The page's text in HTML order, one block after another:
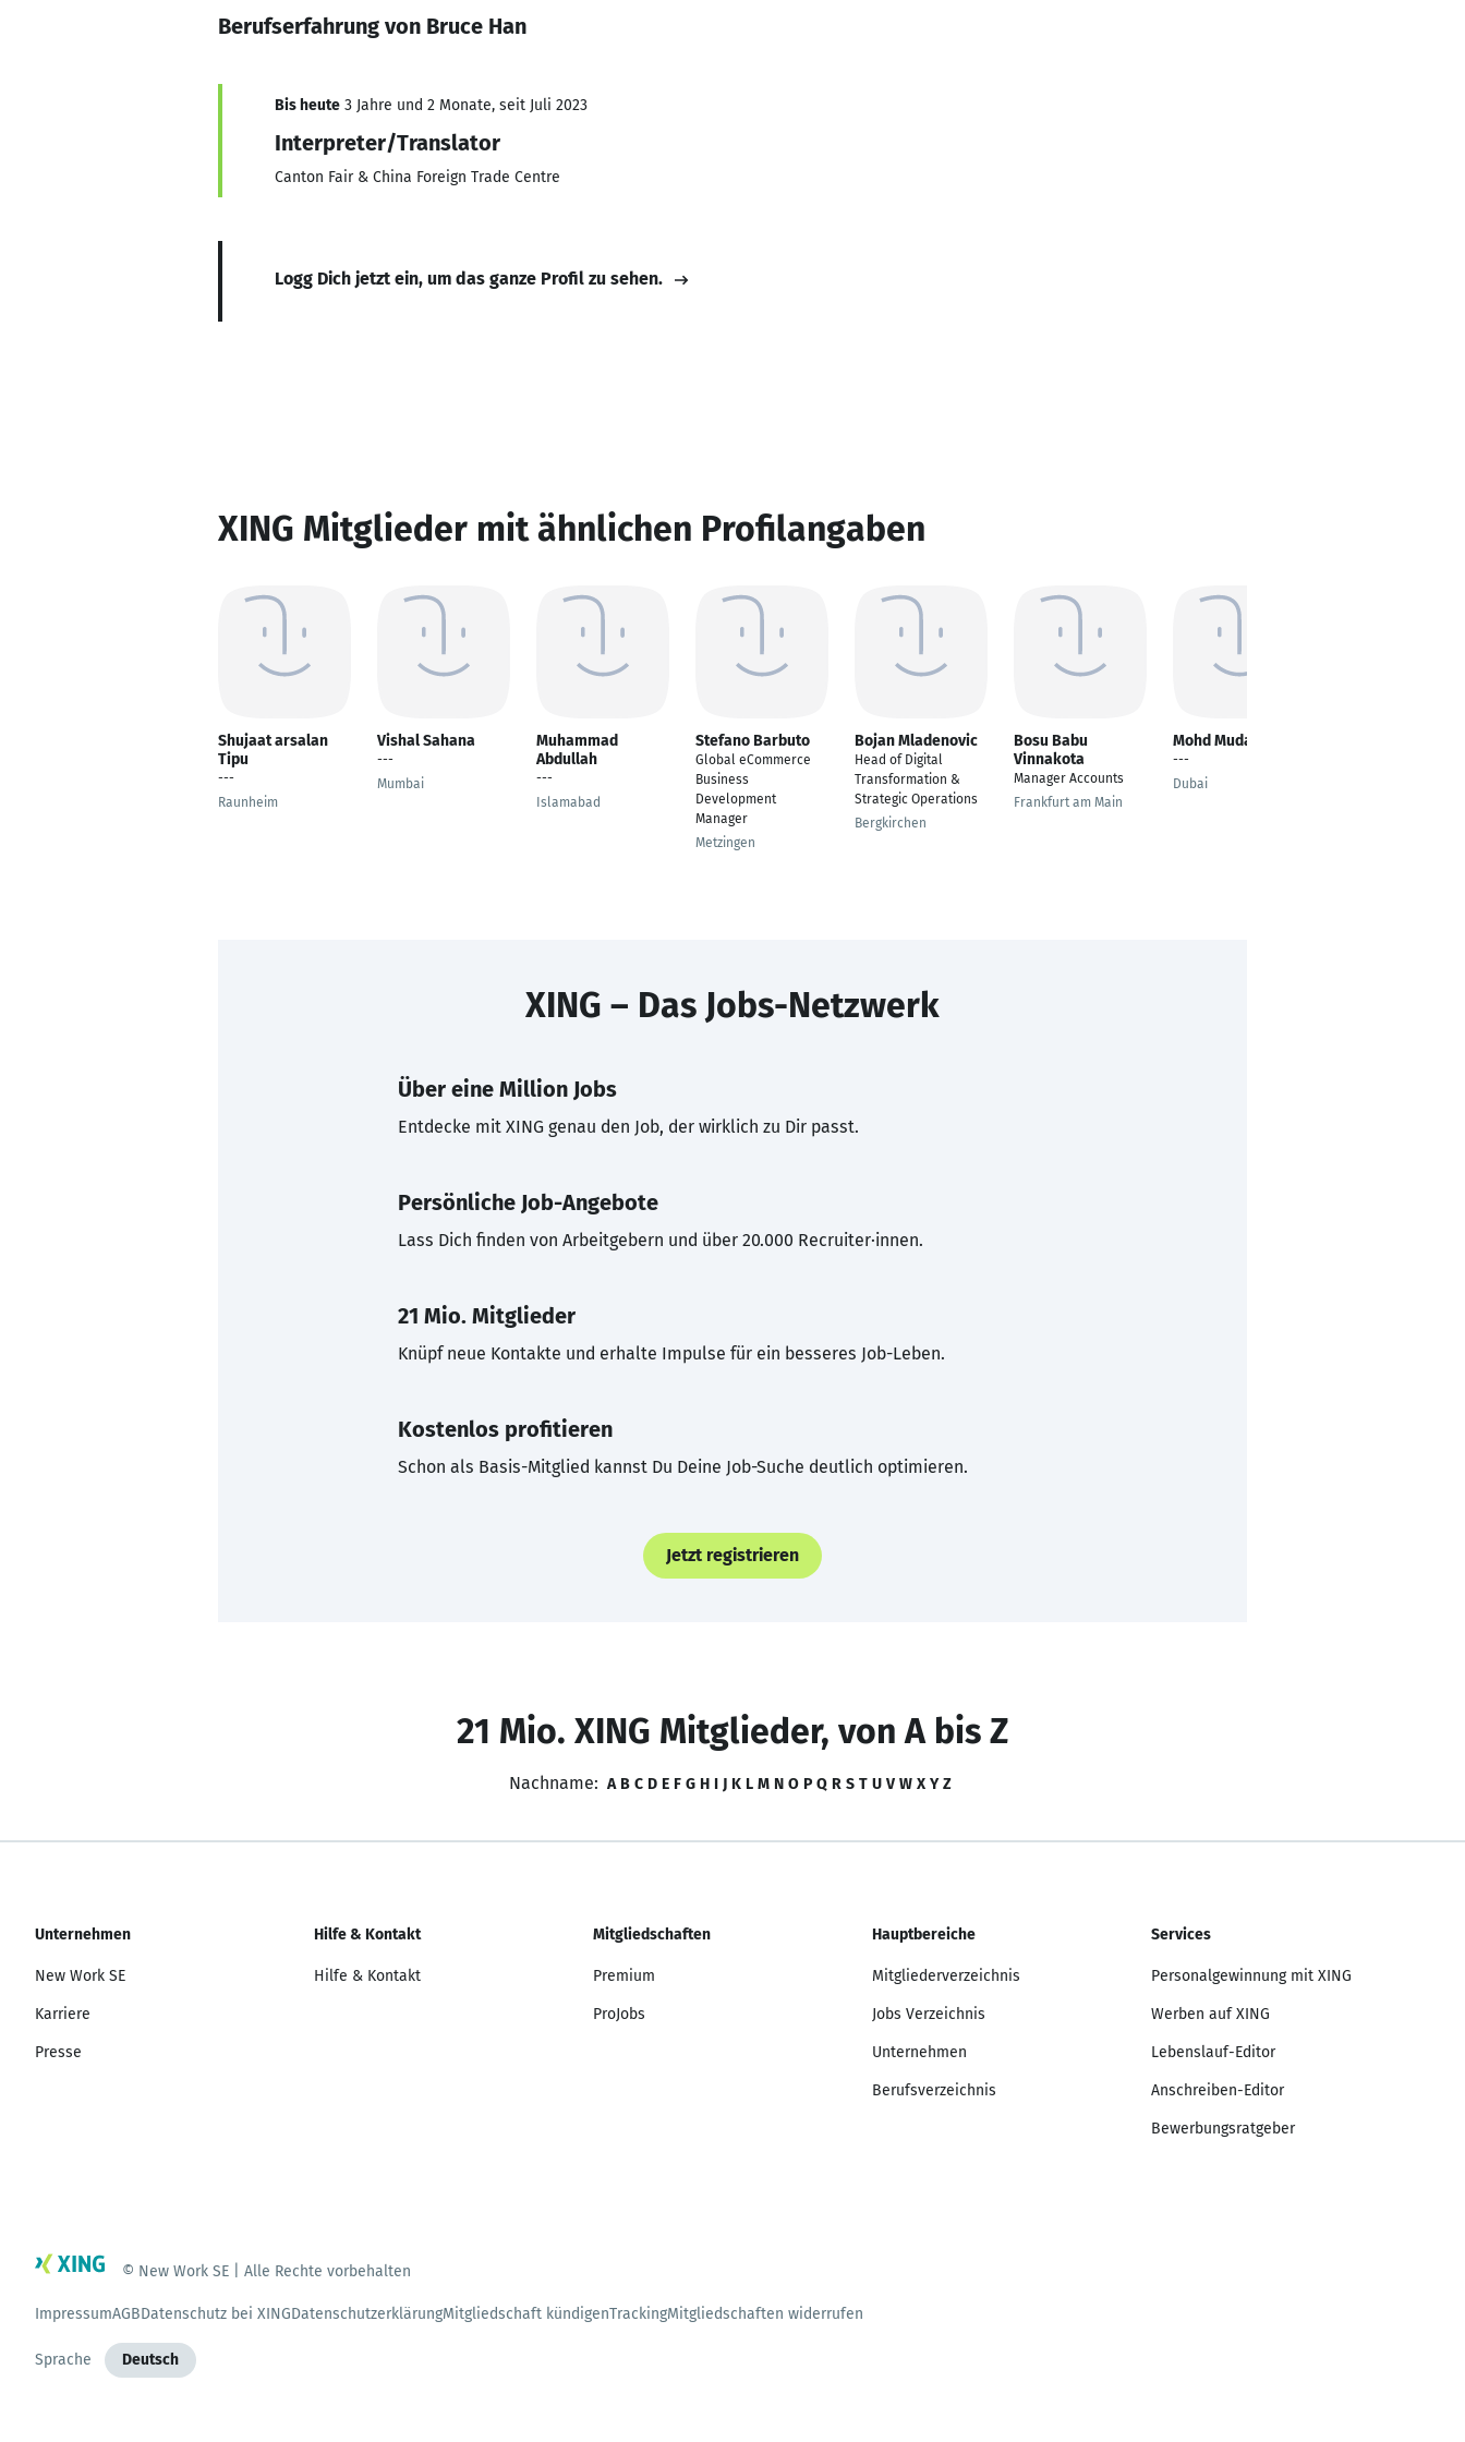
Berufserfahrung von Bruce Han
Bis heute 3 Jahre und 2 Monate, seit Juli 2023
Interpreter/Translator
Canton Fair & China Foreign Trade Centre
Logg Dich jetzt ein, um das ganze Profil zu sehen.
XING Mitglieder mit ähnlichen Profilangaben
Shujaat arsalan
Tipu
---
Raunheim
Vishal Sahana
---
Mumbai
Muhammad
Abdullah
---
Islamabad
Stefano Barbuto
Global eCommerce
Business
Development
Manager
Metzingen
Bojan Mladenovic
Head of Digital
Transformation &
Strategic Operations
Bergkirchen
Bosu Babu
Vinnakota
Manager Accounts
Frankfurt am Main
Mohd Mudassir
---
Dubai
XING – Das Jobs-Netzwerk
Über eine Million Jobs
Entdecke mit XING genau den Job, der wirklich zu Dir passt.
Persönliche Job-Angebote
Lass Dich finden von Arbeitgebern und über 20.000 Recruiter·innen.
21 Mio. Mitglieder
Knüpf neue Kontakte und erhalte Impulse für ein besseres Job-Leben.
Kostenlos profitieren
Schon als Basis-Mitglied kannst Du Deine Job-Suche deutlich optimieren.
Jetzt registrieren
21 Mio. XING Mitglieder, von A bis Z
Nachname: A B C D E F G H I J K L M N O P Q R S T U V W X Y Z
Unternehmen
New Work SE
Karriere
Presse
Hilfe & Kontakt
Hilfe & Kontakt
Mitgliedschaften
Premium
ProJobs
Hauptbereiche
Mitgliederverzeichnis
Jobs Verzeichnis
Unternehmen
Berufsverzeichnis
Services
Personalgewinnung mit XING
Werben auf XING
Lebenslauf-Editor
Anschreiben-Editor
Bewerbungsratgeber
© New Work SE | Alle Rechte vorbehalten
ImpressumAGBDatenschutz bei XINGDatenschutzerklärungMitgliedschaft kündigenTrackingMitgliedschaften widerrufen
Sprache Deutsch